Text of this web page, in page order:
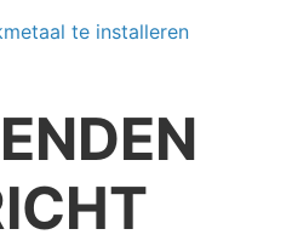
te installeren